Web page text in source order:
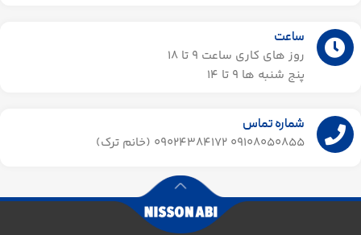
ساعت
روز های کاری ساعت ۹ تا 18
پنج شنبه ها 9 تا 14​
شماره تماس
09108050855 09024384172 (خانم ترک)